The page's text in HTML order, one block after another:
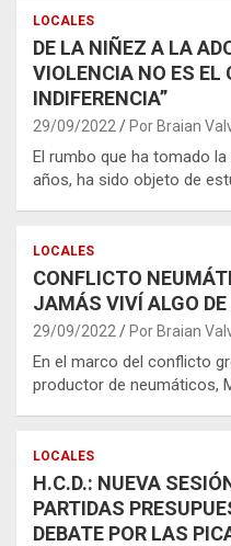
LOCALES
DE LA NIÑEZ A LA
VIOLENCIA NO ES
INDIFERENCIA”
29/09/2022 Por Braian
El rumbo que ha tomado
años, ha sido objeto de
LOCALES
CONFLICTO
JAMÁS VIVÍ ALGO
29/09/2022 Por Braian
En el marco del conflicto
productor de neumáticos,
LOCALES
H.C.D.: NUEVA
PARTIDAS
DEBATE POR LAS